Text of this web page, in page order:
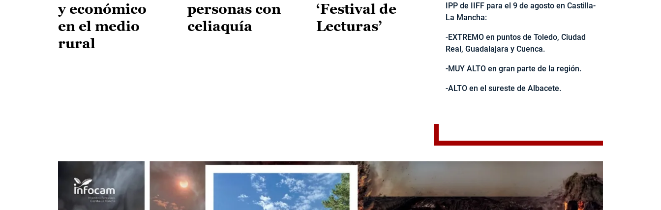
y económico
en el medio
rural
personas con
celiaquía
‘Festival de
Lecturas’
IPP de IIFF para el 9 de agosto en Castilla-
La Mancha:
-EXTREMO en puntos de Toledo, Ciudad
Real, Guadalajara y Cuenca.
-MUY ALTO en gran parte de la región.
-ALTO en el sureste de Albacete.